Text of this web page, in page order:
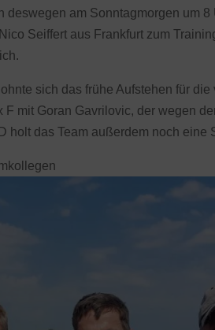
deswegen am Sonntagmorgen um
Seiffert aus Frankfurt zum
sich das frühe Aufstehen für
mit Goran Gavrilovic, der wegen
holt das Team außerdem noch eine